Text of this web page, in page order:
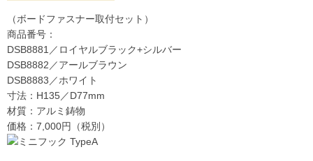
（ボードファスナー取付セット）
商品番号：
DSB8881／ロイヤルブラック+シルバー
DSB8882／アールブラウン
DSB8883／ホワイト
寸法：H135／D77mm
材質：アルミ鋳物
価格：7,000円（税別）